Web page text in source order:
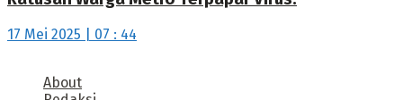
17 Mei 2025 | 07 : 44
About